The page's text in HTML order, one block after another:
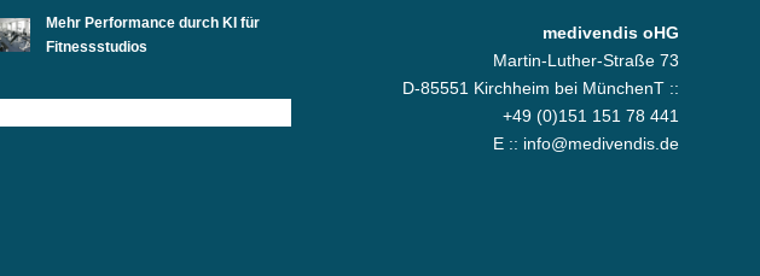
Mehr Performance durch KI für
Fitnessstudios
medivendis oHG
Martin-Luther-Straße 73
D-85551 Kirchheim bei MünchenT ::
+49 (0)151 151 78 441
E :: info@medivendis.de